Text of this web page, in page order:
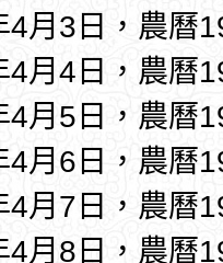
4月3日，農曆
4月4日，農曆
4月5日，農曆
4月6日，農曆
4月7日，農曆
4月8日，農曆